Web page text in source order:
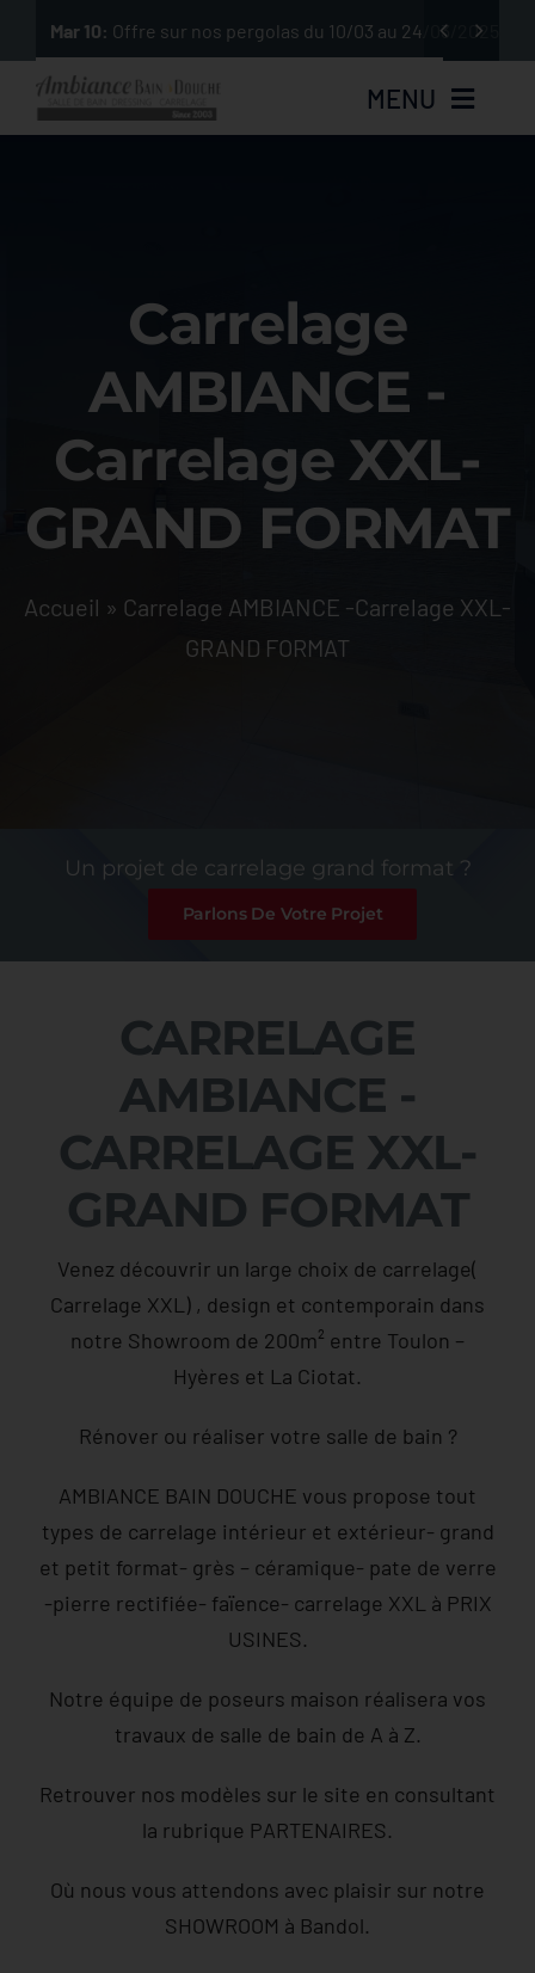
contenu
Mar 10: Offre sur nos pergolas du 10/03 au 24/03/2025
 
MENU
Carrelages
Saunas Hammans
Offres & Nouveautés
Carrelage
AMBIANCE -
Carrelage XXL-
GRAND FORMAT
Accueil » Carrelage AMBIANCE -Carrelage XXL-
GRAND FORMAT
Un projet de carrelage grand format ?
Parlons De Votre Projet
CARRELAGE
AMBIANCE -
CARRELAGE XXL-
GRAND FORMAT
Venez découvrir un large choix de carrelage(
Carrelage XXL) , design et contemporain dans
notre Showroom de 200m² entre Toulon –
Hyères et La Ciotat.
Rénover ou réaliser votre salle de bain ?
AMBIANCE BAIN DOUCHE vous propose tout
types de carrelage intérieur et extérieur- grand
et petit format- grès – céramique- pate de verre
-pierre rectifiée- faïence- carrelage XXL à PRIX
USINES.
Notre équipe de poseurs maison réalisera vos
travaux de salle de bain de A à Z.
Retrouver nos modèles sur le site en consultant
la rubrique PARTENAIRES.
Où nous vous attendons avec plaisir sur notre
SHOWROOM à Bandol.